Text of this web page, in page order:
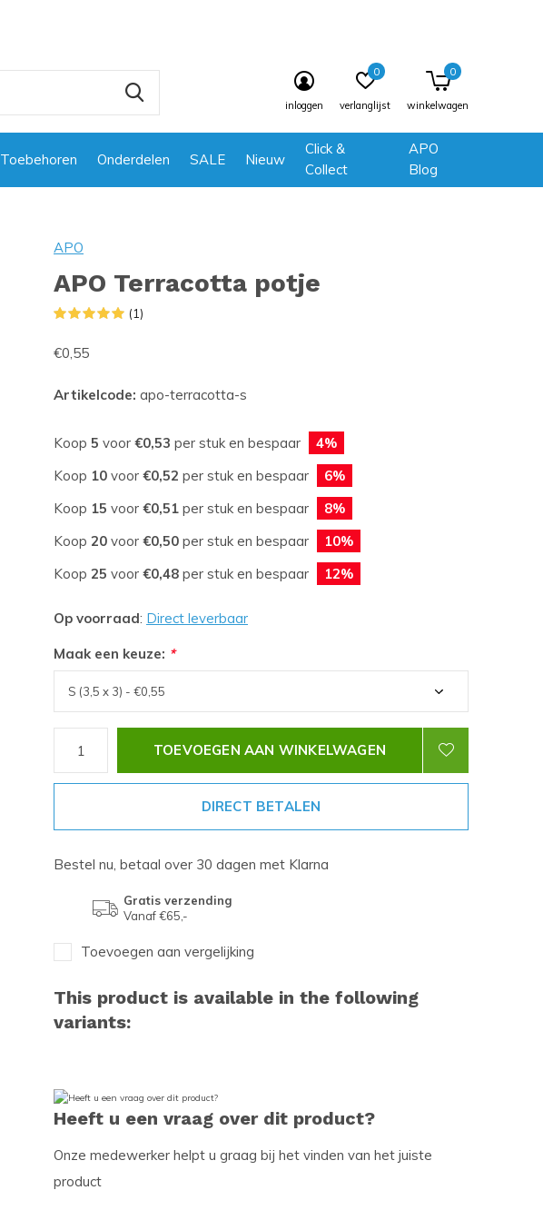
Toebehoren Onderdelen SALE Nieuw
Click &
Collect
APO
Blog
inloggen verlanglijst
0
winkelwagen
0
APO
APO Terracotta potje
(1)
€0,55
Artikelcode: apo-terracotta-s
Koop 5 voor €0,53 per stuk en bespaar
4%
Koop 10 voor €0,52 per stuk en bespaar
6%
Koop 15 voor €0,51 per stuk en bespaar
8%
Koop 20 voor €0,50 per stuk en bespaar
10%
Koop 25 voor €0,48 per stuk en bespaar 12%
Op voorraad: Direct leverbaar
Maak een keuze: *
TOEVOEGEN AAN WINKELWAGEN
DIRECT BETALEN
Bestel nu, betaal over 30 dagen met Klarna
Gratis verzending
Vanaf €65,-
Toevoegen aan vergelijking
This product is available in the following
variants:
Heeft u een vraag over dit product?
Onze medewerker helpt u graag bij het vinden van het juiste
product